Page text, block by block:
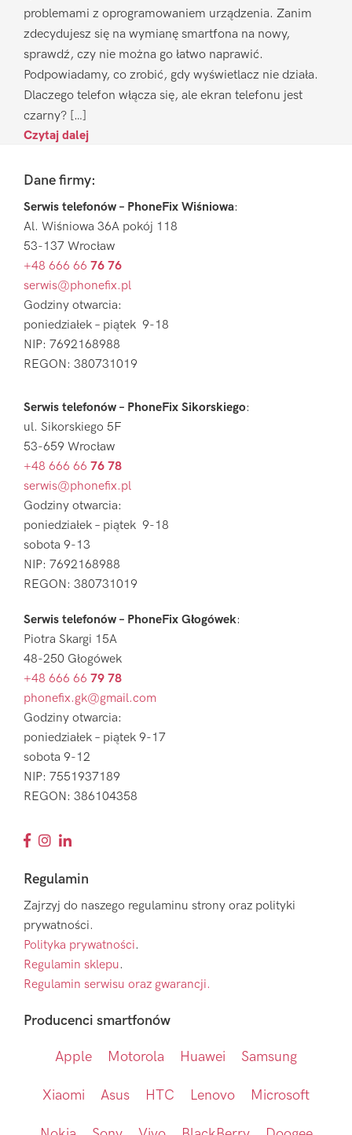
problemami z oprogramowaniem urządzenia. Zanim
zdecydujesz się na wymianę smartfona na nowy,
sprawdź, czy nie można go łatwo naprawić.
Podpowiadamy, co zrobić, gdy wyświetlacz nie działa.
Dlaczego telefon włącza się, ale ekran telefonu jest
czarny? […]
Czytaj dalej
FooterDane firmy:
Serwis telefonów – PhoneFix Wiśniowa:
Al. Wiśniowa 36A pokój 118
53-137 Wrocław
+48 666 66 76 76
serwis@phonefix.pl
Godziny otwarcia:
poniedziałek – piątek 9-18
NIP: 7692168988
REGON: 380731019
Serwis telefonów – PhoneFix Sikorskiego:
ul. Sikorskiego 5F
53-659 Wrocław
+48 666 66 76 78
serwis@phonefix.pl
Godziny otwarcia:
poniedziałek – piątek 9-18
sobota 9-13
NIP: 7692168988
REGON: 380731019
Serwis telefonów – PhoneFix Głogówek:
Piotra Skargi 15A
48-250 Głogówek
+48 666 66 79 78
phonefix.gk@gmail.com
Godziny otwarcia:
poniedziałek – piątek 9-17
sobota 9-12
NIP: 7551937189
REGON: 386104358
Regulamin
Zajrzyj do naszego regulaminu strony oraz polityki
prywatności.
Polityka prywatności.
Regulamin sklepu.
Regulamin serwisu oraz gwarancji.
Producenci smartfonów
Apple Motorola Huawei Samsung
Xiaomi Asus HTC Lenovo Microsoft